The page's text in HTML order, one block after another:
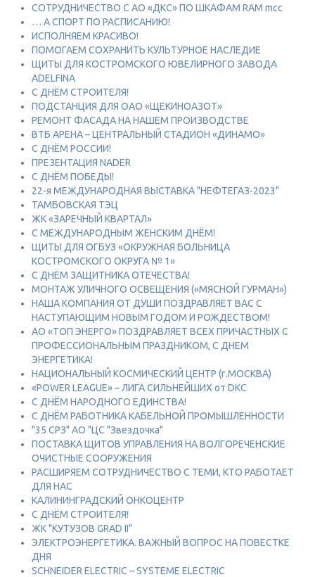
СОТРУДНИЧЕСТВО С АО «ДКС» ПО ШКАФАМ RAM mcc
… А СПОРТ ПО РАСПИСАНИЮ!
ИСПОЛНЯЕМ КРАСИВО!
ПОМОГАЕМ СОХРАНИТЬ КУЛЬТУРНОЕ НАСЛЕДИЕ
ЩИТЫ ДЛЯ КОСТРОМСКОГО ЮВЕЛИРНОГО ЗАВОДА
ADELFINA
С ДНЁМ СТРОИТЕЛЯ!
ПОДСТАНЦИЯ ДЛЯ ОАО «ЩЕКИНОАЗОТ»
РЕМОНТ ФАСАДА НА НАШЕМ ПРОИЗВОДСТВЕ
ВТБ АРЕНА – ЦЕНТРАЛЬНЫЙ СТАДИОН «ДИНАМО»
С ДНЁМ РОССИИ!
ПРЕЗЕНТАЦИЯ NADER
С ДНЁМ ПОБЕДЫ!
22-я МЕЖДУНАРОДНАЯ ВЫСТАВКА "НЕФТЕГАЗ-2023"
ТАМБОВСКАЯ ТЭЦ
ЖК «ЗАРЕЧНЫЙ КВАРТАЛ»
С МЕЖДУНАРОДНЫМ ЖЕНСКИМ ДНЁМ!
ЩИТЫ ДЛЯ ОГБУЗ «ОКРУЖНАЯ БОЛЬНИЦА
КОСТРОМСКОГО ОКРУГА № 1»
С ДНЁМ ЗАЩИТНИКА ОТЕЧЕСТВА!
МОНТАЖ УЛИЧНОГО ОСВЕЩЕНИЯ («МЯСНОЙ ГУРМАН»)
НАША КОМПАНИЯ ОТ ДУШИ ПОЗДРАВЛЯЕТ ВАС С
НАСТУПАЮЩИМ НОВЫМ ГОДОМ И РОЖДЕСТВОМ!
АО «ТОП ЭНЕРГО» ПОЗДРАВЛЯЕТ ВСЕХ ПРИЧАСТНЫХ С
ПРОФЕССИОНАЛЬНЫМ ПРАЗДНИКОМ, С ДНЕМ
ЭНЕРГЕТИКА!
НАЦИОНАЛЬНЫЙ КОСМИЧЕСКИЙ ЦЕНТР (г.МОСКВА)
«POWER LEAGUE» – ЛИГА СИЛЬНЕЙШИХ от DKC
С ДНЁМ НАРОДНОГО ЕДИНСТВА!
С ДНЁМ РАБОТНИКА КАБЕЛЬНОЙ ПРОМЫШЛЕННОСТИ
"35 СРЗ" АО "ЦС "Звездочка"
ПОСТАВКА ЩИТОВ УПРАВЛЕНИЯ НА ВОЛГОРЕЧЕНСКИЕ
ОЧИСТНЫЕ СООРУЖЕНИЯ
РАСШИРЯЕМ СОТРУДНИЧЕСТВО С ТЕМИ, КТО РАБОТАЕТ
ДЛЯ НАС
КАЛИНИНГРАДСКИЙ ОНКОЦЕНТР
С ДНЁМ СТРОИТЕЛЯ!
ЖК "КУТУЗОВ GRAD II"
ЭЛЕКТРОЭНЕРГЕТИКА. ВАЖНЫЙ ВОПРОС НА ПОВЕСТКЕ
ДНЯ
SCHNEIDER ELECTRIC – SYSTEME ELECTRIC